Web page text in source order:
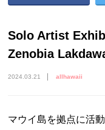
Solo Artist
Zenobia
2024.03.21 allhawaii
マウイ島を拠点に活